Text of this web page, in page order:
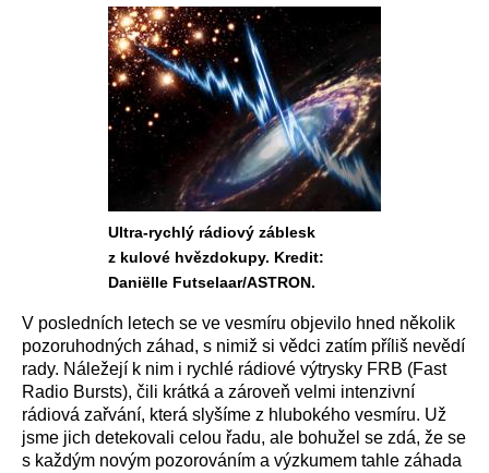
Ultra-rychlý rádiový záblesk
z kulové hvězdokupy. Kredit:
Daniëlle Futselaar/ASTRON.
V posledních letech se ve vesmíru objevilo hned několik
pozoruhodných záhad, s nimiž si vědci zatím příliš nevědí
rady. Náležejí k nim i rychlé rádiové výtrysky FRB (Fast
Radio Bursts), čili krátká a zároveň velmi intenzivní
rádiová zařvání, která slyšíme z hlubokého vesmíru. Už
jsme jich detekovali celou řadu, ale bohužel se zdá, že se
s každým novým pozorováním a výzkumem tahle záhada